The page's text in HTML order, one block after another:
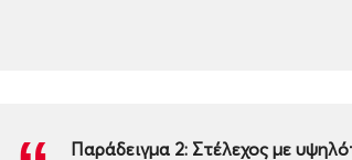
Παράδειγμα 2: Στέλεχος με